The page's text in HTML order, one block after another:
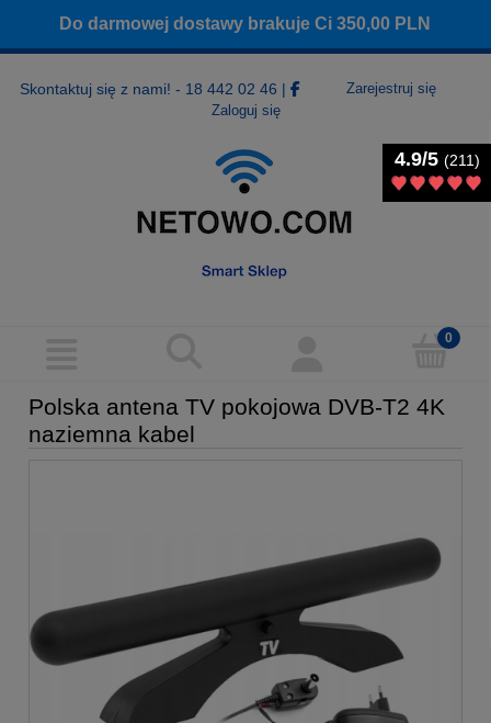
Do darmowej dostawy brakuje Ci350,00 PLN
Skontaktuj się z nami! - 18 442 02 46 |
Zarejestruj się
Zaloguj się
Polska antena TV pokojowa DVB-T2 4K
naziemna kabel
4.9/5 (211)
4.9/5 (211)